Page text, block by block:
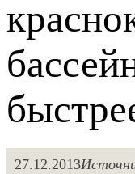
27.12.2013